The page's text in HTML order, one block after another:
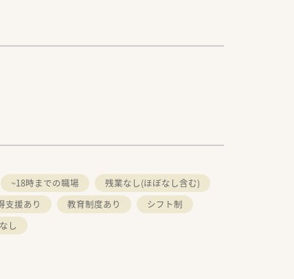
~18時までの職場
残業なし(ほぼなし含む)
支援あり 教育制度あり
シフト制
し